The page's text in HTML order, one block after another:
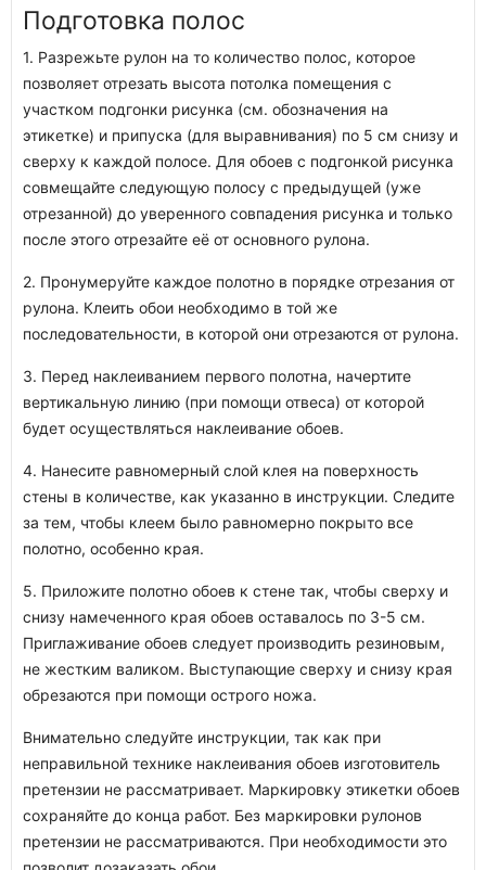
Подготовка полос
1. Разрежьте рулон на то количество полос, которое
позволяет отрезать высота потолка помещения с
участком подгонки рисунка (см. обозначения на
этикетке) и припуска (для выравнивания) по 5 см снизу и
сверху к каждой полосе. Для обоев с подгонкой рисунка
совмещайте следующую полосу с предыдущей (уже
отрезанной) до уверенного совпадения рисунка и только
после этого отрезайте её от основного рулона.
2. Пронумеруйте каждое полотно в порядке отрезания от
рулона. Клеить обои необходимо в той же
последовательности, в которой они отрезаются от рулона.
3. Перед наклеиванием первого полотна, начертите
вертикальную линию (при помощи отвеса) от которой
будет осуществляться наклеивание обоев.
4. Нанесите равномерный слой клея на поверхность
стены в количестве, как указанно в инструкции. Следите
за тем, чтобы клеем было равномерно покрыто все
полотно, особенно края.
5. Приложите полотно обоев к стене так, чтобы сверху и
снизу намеченного края обоев оставалось по 3-5 см.
Приглаживание обоев следует производить резиновым,
не жестким валиком. Выступающие сверху и снизу края
обрезаются при помощи острого ножа.
Внимательно следуйте инструкции, так как при
неправильной технике наклеивания обоев изготовитель
претензии не рассматривает. Маркировку этикетки обоев
сохраняйте до конца работ. Без маркировки рулонов
претензии не рассматриваются. При необходимости это